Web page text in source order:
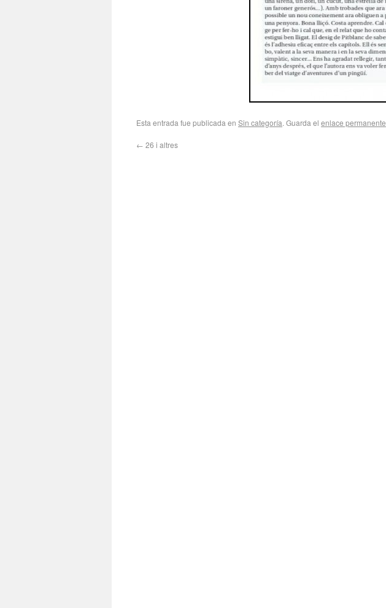
Esta entrada fue publicada en Sin categoría. Guarda el enlace permanente
← 26 i altres